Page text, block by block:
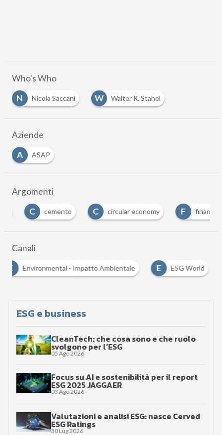
Who's Who
N
Nicola Saccani W Walter R. Stahel
Aziende
A
ASAP
Argomenti
cemento circular economy finanza
Canali
Environmental - Impatto Ambientale E ESG World
ESG e business
CleanTech: che cosa sono e che ruolo
svolgono per l’ESG
05 Ago 2026
Focus su AI e sostenibilità per il report
ESG 2025 JAGGAER
03 Ago 2026
Valutazioni e analisi ESG: nasce Cerved
ESG Ratings
30 Lug 2026